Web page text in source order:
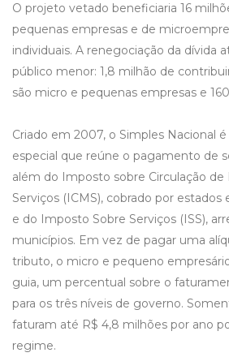
O projeto vetado beneficiaria 16
pequenas empresas e de
individuais. A renegociação da dívida
público menor: 1,8 milhão de
são micro e pequenas empresas e
Criado em 2007, o Simples Nacional
especial que reúne o pagamento de
além do Imposto sobre Circulação de
Serviços (ICMS), cobrado por estados
e do Imposto Sobre Serviços (ISS),
municípios. Em vez de pagar uma
tributo, o micro e pequeno
guia, um percentual sobre o
para os três níveis de governo.
faturam até R$ 4,8 milhões por ano
regime.